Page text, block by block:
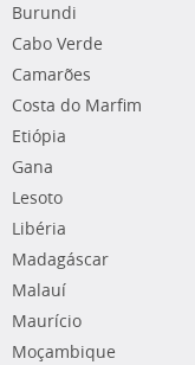
Burundi
Cabo Verde
Camarões
Costa do Marfim
Etiópia
Gana
Lesoto
Libéria
Madagáscar
Malauí
Maurício
Moçambique